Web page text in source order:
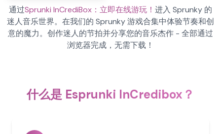
通过Sprunki InCrediBox：立即在线游玩！ 进入 Sprunky 的
迷人音乐世界。在我们的 Sprunky 游戏合集中体验节奏和创
意的魔力。创作迷人的节拍并分享您的音乐杰作 - 全部通过
浏览器完成，无需下载！
什么是 Esprunki InCredibox？